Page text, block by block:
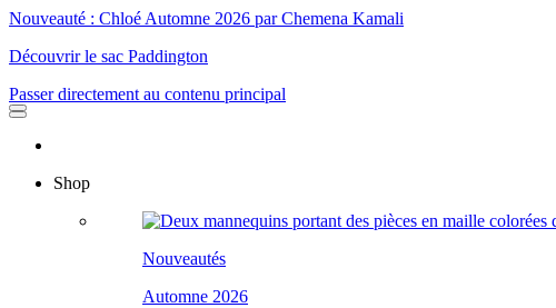
Nouveauté : Chloé Automne 2026 par Chemena Kamali
Découvrir le sac Paddington
Passer directement au contenu principal
Shop
Nouveautés
Automne 2026